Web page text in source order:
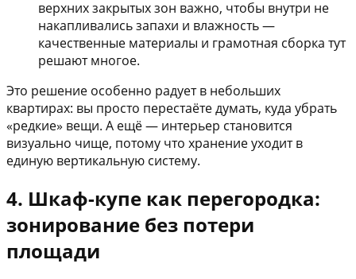
верхних закрытых зон важно, чтобы внутри не
накапливались запахи и влажность —
качественные материалы и грамотная сборка тут
решают многое.
Это решение особенно радует в небольших
квартирах: вы просто перестаёте думать, куда убрать
«редкие» вещи. А ещё — интерьер становится
визуально чище, потому что хранение уходит в
единую вертикальную систему.
4. Шкаф-купе как перегородка:
зонирование без потери
площади